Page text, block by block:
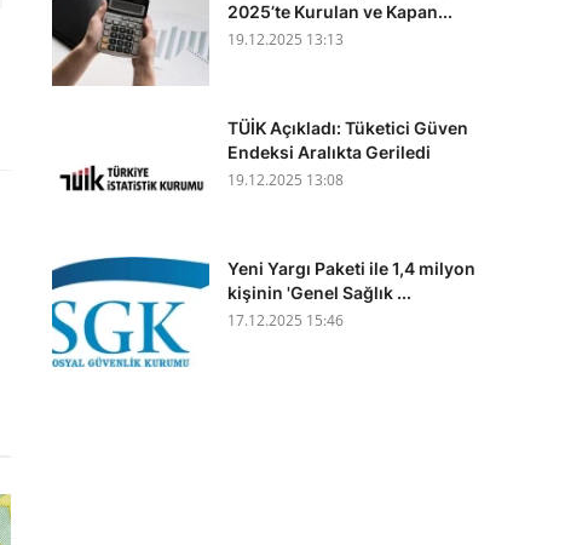
2025’te Kurulan ve Kapan...
19.12.2025 13:13
TÜİK Açıkladı: Tüketici Güven
Endeksi Aralıkta Geriledi
19.12.2025 13:08
Yeni Yargı Paketi ile 1,4 milyon
kişinin 'Genel Sağlık ...
17.12.2025 15:46